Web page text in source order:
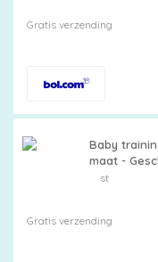
Gratis verzending
Baby
maat -
st
Gratis verzending